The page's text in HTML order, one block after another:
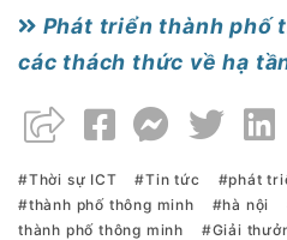
Phát triển thành phố
các thách thức về hạ
Thời sự ICT Tin tức phát
thành phố thông minh
hà nội
thành phố thông minh
Giải